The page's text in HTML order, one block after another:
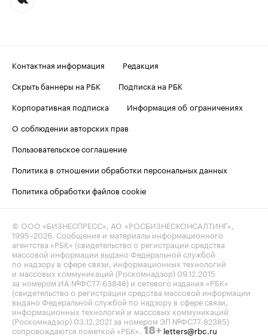
Контактная информация
Редакция
Скрыть баннеры на РБК
Подписка на РБК
Корпоративная подписка
Информация об ограничениях
О соблюдении авторских прав
Пользовательское соглашение
Политика в отношении обработки персональных данных
Политика обработки файлов cookie
© ООО «БИЗНЕСПРЕСС», АО «РОСБИЗНЕСКОНСАЛТИНГ»,
1995–2026. Сообщения и материалы информационного
агентства «РБК» (свидетельство о регистрации средства
массовой информации выдано Федеральной службой
по надзору в сфере связи, информационных технологий
и массовых коммуникаций (Роскомнадзор) 09.12.2015
за номером ИА №ФС77-63848) и сетевого издания «РБК»
(свидетельство о регистрации средства массовой информации
выдано Федеральной службой по надзору в сфере связи,
информационных технологий и массовых коммуникаций
(Роскомнадзор) 03.12.2021 за номером ЭЛ №ФС77-82385)
сопровождаются пометкой «РБК». 18+ letters@rbc.ru